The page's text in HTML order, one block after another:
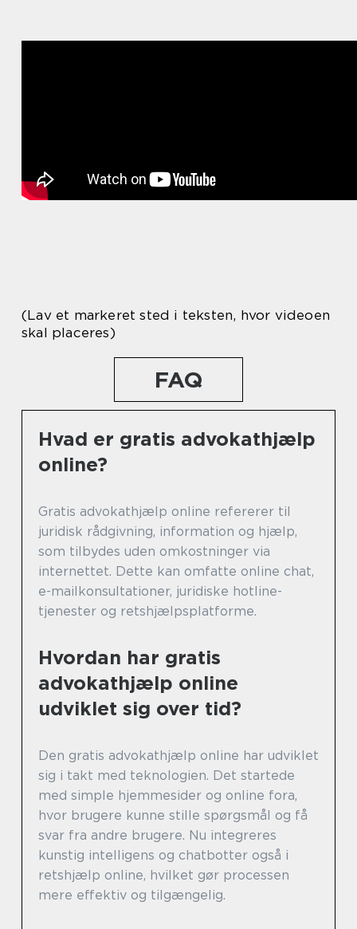
(Lav et markeret sted i teksten, hvor videoen
skal placeres)
FAQ
Hvad er gratis advokathjælp
online?
Gratis advokathjælp online refererer til
juridisk rådgivning, information og hjælp,
som tilbydes uden omkostninger via
internettet. Dette kan omfatte online chat,
e-mailkonsultationer, juridiske hotline-
tjenester og retshjælpsplatforme.
Hvordan har gratis
advokathjælp online
udviklet sig over tid?
Den gratis advokathjælp online har udviklet
sig i takt med teknologien. Det startede
med simple hjemmesider og online fora,
hvor brugere kunne stille spørgsmål og få
svar fra andre brugere. Nu integreres
kunstig intelligens og chatbotter også i
retshjælp online, hvilket gør processen
mere effektiv og tilgængelig.